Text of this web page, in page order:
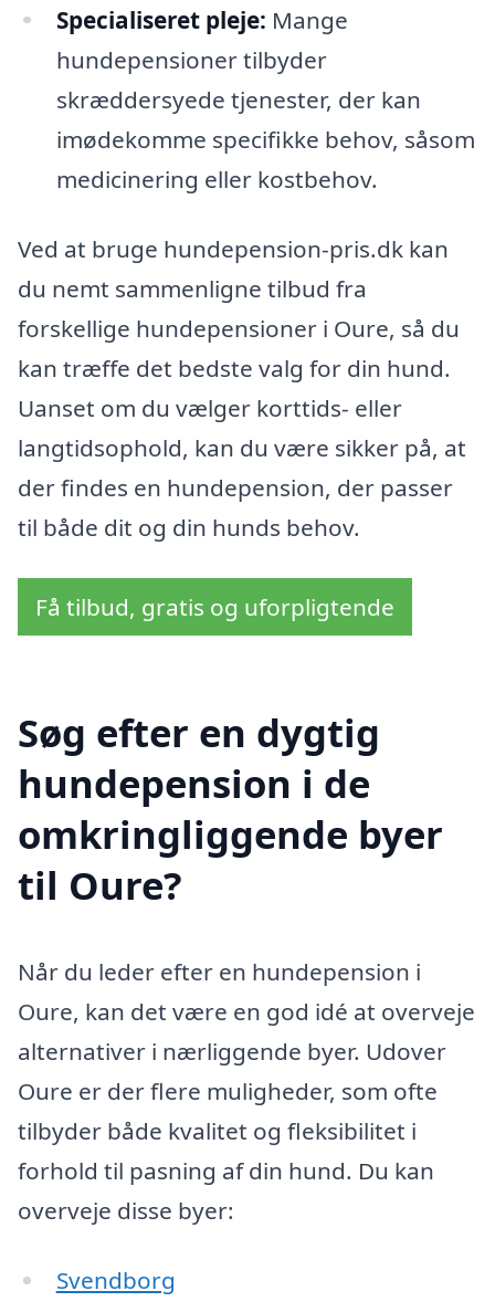
Specialiseret pleje: Mange
hundepensioner tilbyder
skræddersyede tjenester, der kan
imødekomme specifikke behov, såsom
medicinering eller kostbehov.
Ved at bruge hundepension-pris.dk kan
du nemt sammenligne tilbud fra
forskellige hundepensioner i Oure, så du
kan træffe det bedste valg for din hund.
Uanset om du vælger korttids- eller
langtidsophold, kan du være sikker på, at
der findes en hundepension, der passer
til både dit og din hunds behov.
Få tilbud, gratis og uforpligtende
Søg efter en dygtig
hundepension i de
omkringliggende byer
til Oure?
Når du leder efter en hundepension i
Oure, kan det være en god idé at overveje
alternativer i nærliggende byer. Udover
Oure er der flere muligheder, som ofte
tilbyder både kvalitet og fleksibilitet i
forhold til pasning af din hund. Du kan
overveje disse byer:
Svendborg